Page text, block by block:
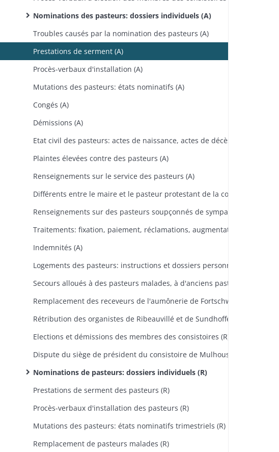
Nominations des pasteurs: dossiers individuels (A)
Troubles causés par la nomination des pasteurs (A)
Prestations de serment (A)
Procès-verbaux d'installation (A)
Mutations des pasteurs: états nominatifs (A)
Congés (A)
Démissions (A)
Plaintes élevées contre des pasteurs (A)
Renseignements sur le service des pasteurs (A)
Indemnités (A)
Elections et démissions des membres des consistoires (R)
Nominations de pasteurs: dossiers individuels (R)
Prestations de serment des pasteurs (R)
Procès-verbaux d'installation des pasteurs (R)
Mutations des pasteurs: états nominatifs trimestriels (R)
Remplacement de pasteurs malades (R)